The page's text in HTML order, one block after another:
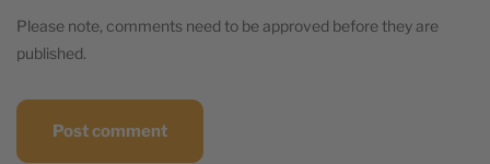
Please note, comments need to be approved before they are
published.